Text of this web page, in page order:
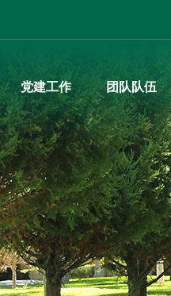
党建工作 团队队伍